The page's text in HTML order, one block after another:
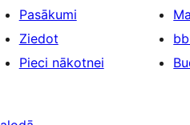
Pasākumi
Ziedot
Pieci nākotnei